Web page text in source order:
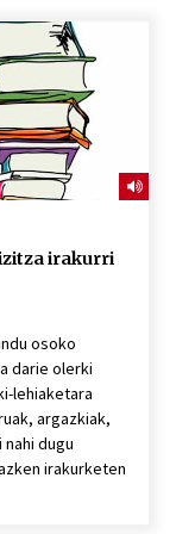
egindako saio
jaialdia
irakurri
osoko
darie olerki
lehiaketara
argazkiak,
dugu
irakurketen